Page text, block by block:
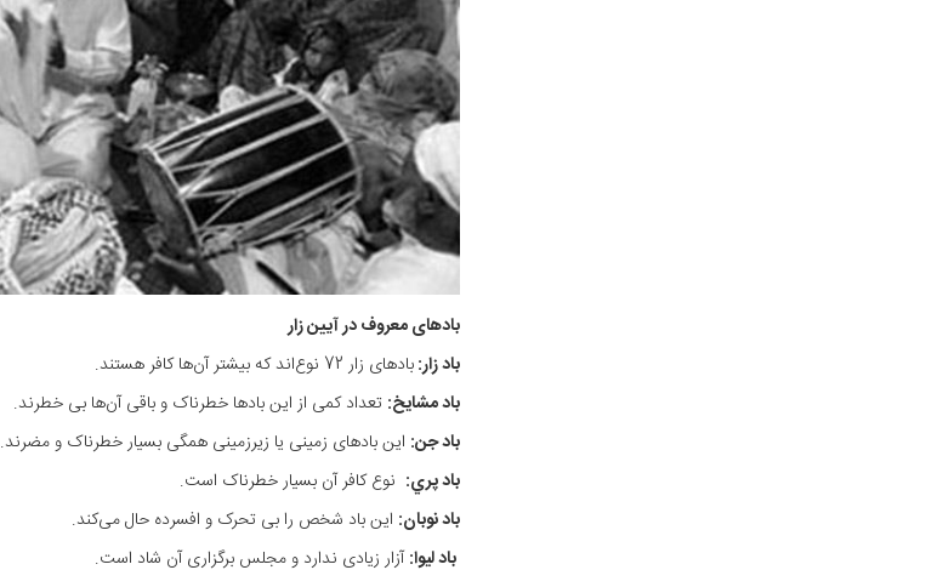
بادهای معروف در آیین زار
باد زار:بادهای زار 72 نوع‌اند که بیشتر آن‌ها کافر هستند.
باد مشایخ: تعداد کمی از این بادها خطرناک و باقی آن‌ها بی خطرند.
باد جن: این بادهای زمینی یا زیرزمینی همگی بسیار خطرناک و مضرند.
باد پري: نوع کافر آن بسیار خطرناک است.
باد نوبان: این باد شخص را بی تحرک و افسرده حال می‌کند.
باد لیوا:آزار زیادی ندارد و مجلس برگزاری آن شاد است.